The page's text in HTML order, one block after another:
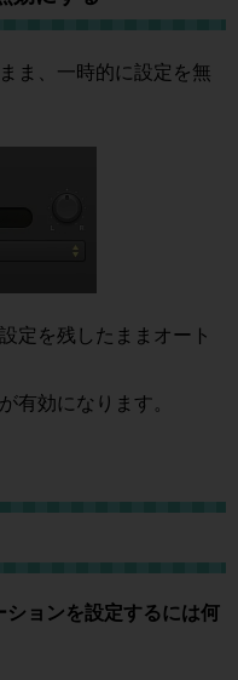
ま、一時的に設定を無
定を残したままオート
有効になります。
ョンを設定するには何